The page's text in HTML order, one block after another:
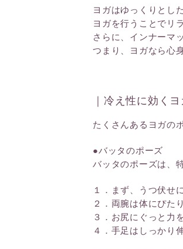
ヨガはゆっくりとし
ヨガを行うことでリ
さらに、インナーマ
つまり、ヨガなら心
｜冷え性に効く
たくさんあるヨガの
●バッタのポーズ
バッタのポーズは、
１．まず、うつ伏せ
２．両腕は体にぴた
３．お尻にぐっと力
４．手足はしっかり